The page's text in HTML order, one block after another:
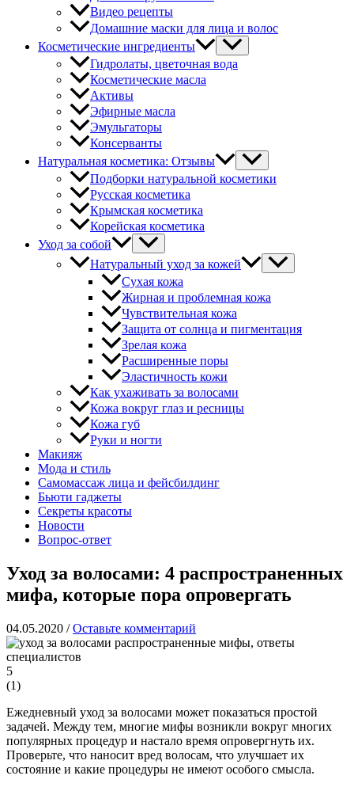
Видео рецепты
Домашние маски для лица и волос
Косметические ингредиенты
Гидролаты, цветочная вода
Косметические масла
Активы
Эфирные масла
Эмульгаторы
Консерванты
Натуральная косметика: Отзывы
Подборки натуральной косметики
Русская косметика
Крымская косметика
Корейская косметика
Уход за собой
Натуральный уход за кожей
Сухая кожа
Жирная и проблемная кожа
Чувствительная кожа
Защита от солнца и пигментация
Зрелая кожа
Расширенные поры
Эластичность кожи
Как ухаживать за волосами
Кожа вокруг глаз и ресницы
Кожа губ
Руки и ногти
Макияж
Мода и стиль
Самомассаж лица и фейсбилдинг
Бьюти гаджеты
Секреты красоты
Новости
Вопрос-ответ
Уход за волосами: 4 распространенных
мифа, которые пора опровергать
04.05.2020 /Оставьте комментарий
5
(1)
Ежедневный уход за волосами может показаться простой
задачей. Между тем, многие мифы возникли вокруг многих
популярных процедур и настало время опровергнуть их.
Проверьте, что наносит вред волосам, что улучшает их
состояние и какие процедуры не имеют особого смысла.